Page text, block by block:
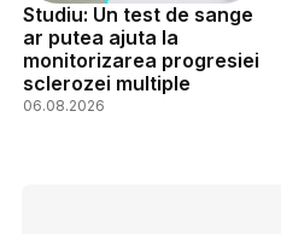
Studiu: Un test de sange
ar putea ajuta la
monitorizarea progresiei
sclerozei multiple
06.08.2026